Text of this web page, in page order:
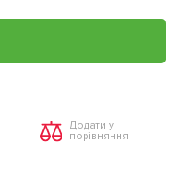
Додати у
порівняння